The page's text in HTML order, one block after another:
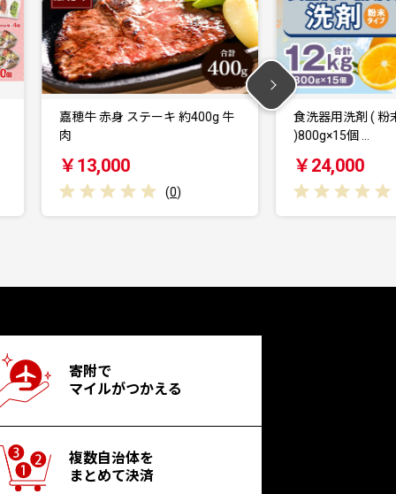
食洗器用洗剤 ( 粉末タイプ
)800g×15個 …
￥24,000
(0
【ふるさと納税
液体洗剤 デオス
￥19,000
寄附で
マイルがつかえる
複数自治体を
まとめて決済